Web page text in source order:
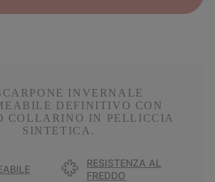
INVERNALE
DEFINITIVO CON
COLLARINO IN PELLICCIA
SINTETICA.
RESISTENZA AL
FREDDO